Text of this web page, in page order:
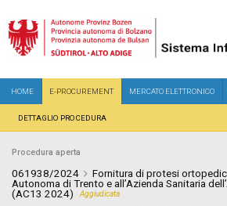
HOME E-PROCUREMENT MERCATO ELETTRONICO
DETTAGLIO PROCEDURA
Procedura aperta
061938/2024
Fornitura di protesi
Autonoma di Trento e all’Azienda Sanitaria
(AC13 2024)
Aggiudicata